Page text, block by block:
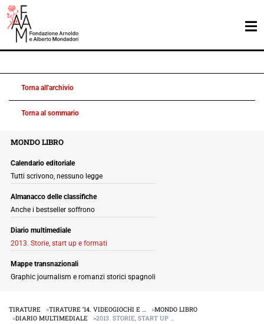
Torna all'archivio
Torna al sommario
MONDO LIBRO
Calendario editoriale
Tutti scrivono, nessuno legge
Almanacco delle classifiche
Anche i bestseller soffrono
Diario multimediale
2013. Storie, start up e formati
Mappe transnazionali
Graphic journalism e romanzi storici spagnoli
TIRATURE TIRATURE ’14. VIDEOGIOCHI E …
MONDO LIBRO
DIARIO MULTIMEDIALE
2013. STORIE, START UP …